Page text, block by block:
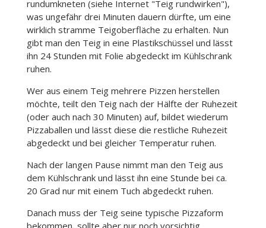
rundumkneten (siehe Internet "Teig rundwirken"),
was ungefähr drei Minuten dauern dürfte, um eine
wirklich stramme Teigoberfläche zu erhalten. Nun
gibt man den Teig in eine Plastikschüssel und lässt
ihn 24 Stunden mit Folie abgedeckt im Kühlschrank
ruhen.
Wer aus einem Teig mehrere Pizzen herstellen
möchte, teilt den Teig nach der Hälfte der Ruhezeit
(oder auch nach 30 Minuten) auf, bildet wiederum
Pizzaballen und lässt diese die restliche Ruhezeit
abgedeckt und bei gleicher Temperatur ruhen.
Nach der langen Pause nimmt man den Teig aus
dem Kühlschrank und lässt ihn eine Stunde bei ca.
20 Grad nur mit einem Tuch abgedeckt ruhen.
Danach muss der Teig seine typische Pizzaform
bekommen, sollte aber nur noch vorsichtig